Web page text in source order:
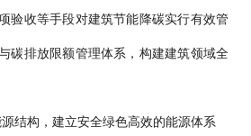
验收等手段对建筑节能降碳实行有效管
碳排放限额管理体系，构建建筑领域全
源结构，建立安全绿色高效的能源体系